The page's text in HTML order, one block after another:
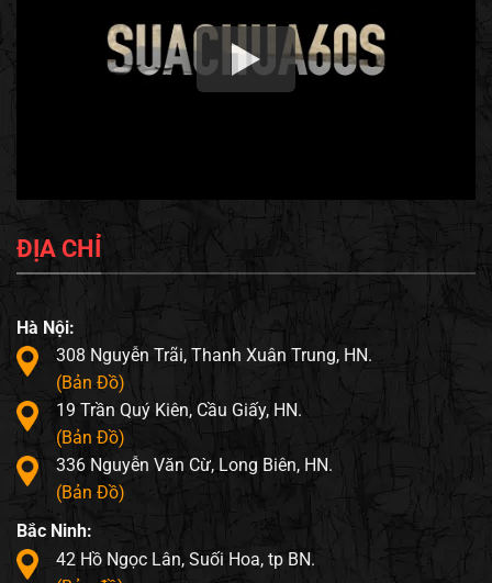
ĐỊA CHỈ
Hà Nội:
308 Nguyễn Trãi, Thanh Xuân Trung, HN.
(Bản Đồ)
19 Trần Quý Kiên, Cầu Giấy, HN.
(Bản Đồ)
336 Nguyễn Văn Cừ, Long Biên, HN.
(Bản Đồ)
Bắc Ninh:
42 Hồ Ngọc Lân, Suối Hoa, tp BN.